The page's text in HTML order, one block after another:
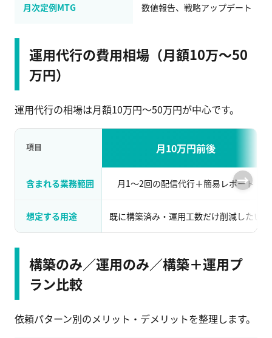
月次定例MTG 数値報告、戦略アップデート
運用代行の費用相場（月額10万〜50
万円）
運用代行の相場は月額10万円〜50万円が中心です。
項目 月10万円前後
含まれる業務範囲 月1〜2回の配信代行＋簡易レポート
想定する用途 既に構築済み・運用工数だけ削減したい
構築のみ／運用のみ／構築＋運用プ
ラン比較
依頼パターン別のメリット・デメリットを整理します。